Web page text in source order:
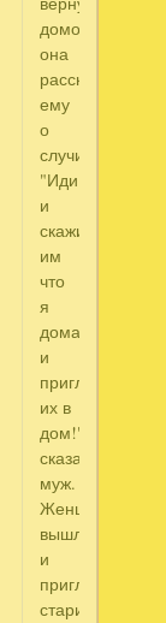
домой,
она
рассказала
ему
о
случившемся.
"Иди
и
скажи
им
что
я
дома
и
пригласи
их в
дом!"
сказал
муж.
Женщина
вышла
и
пригласила
стариков.